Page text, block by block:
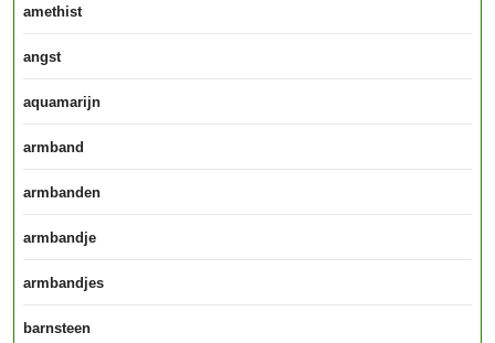
amethist
angst
aquamarijn
armband
armbanden
armbandje
armbandjes
barnsteen